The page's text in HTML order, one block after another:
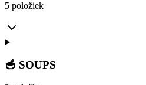
5 položiek
🥣 SOUPS